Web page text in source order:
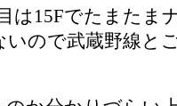
目は15Fでたまた
いので武蔵野線と